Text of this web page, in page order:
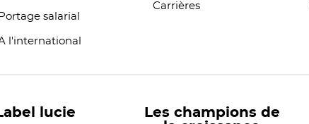
Portage salarial
l'international
Carrières
lucie
Les champions de